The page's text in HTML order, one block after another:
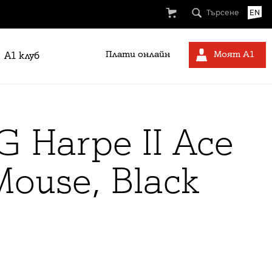
Търсене EN
A1 клуб Плати онлайн Моят А1
Harpe II Ace
Black